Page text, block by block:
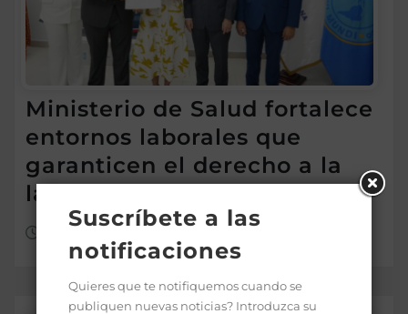
Ministerio de Salud fortalece
entornos laborales que
garanticen el derecho a la
lactancia materna
Ago 4, 2026
Suscríbete a las
notificaciones
Quieres que te notifiquemos cuando se
publiquen nuevas noticias? Introduzca su